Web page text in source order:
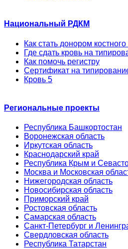
Национальный РДКМ
Как стать донором костного
Где сдать кровь на
Как помочь регистру
Сертификат на
Кровь 5
Региональные проекты
Республика Башкортостан
Воронежская область
Иркутская область
Краснодарский край
Республика Крым и
Москва и Московская
Нижегородская область
Новосибирская область
Приморский край
Ростовская область
Самарская область
Санкт-Петербург и
Свердловская область
Республика Татарстан